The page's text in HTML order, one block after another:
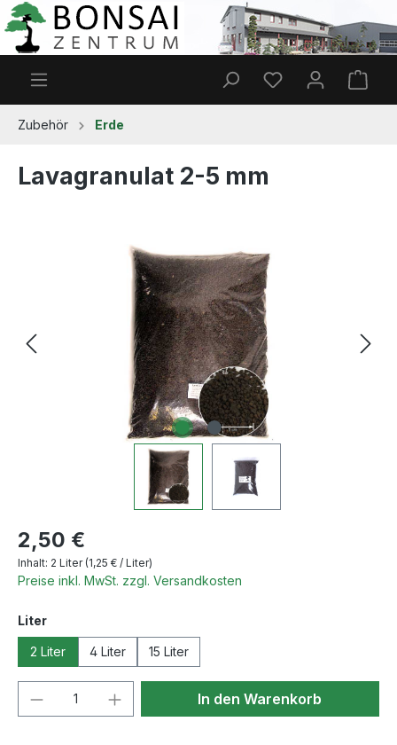
Zum Hauptinhalt springen
Du hast 0
Zubehör Erde
Lavagranulat 2-5 mm
Bildergalerie überspringen
Regulärer Preis:
2,50 €
Inhalt: 2 Liter (1,25 € / Liter)
Preise inkl. MwSt. zzgl. Versandkosten
Literauswählen
2 Liter 4 Liter 15 Liter
Produkt Anzahl: Gib denIn den Warenkorb